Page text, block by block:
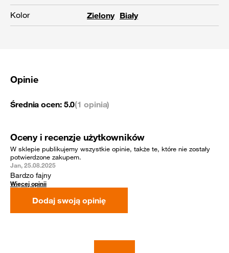
Kolor
Zielony Biały
Opinie
Średnia ocen: 5.0(1 opinia)
Oceny i recenzje użytkowników
W sklepie publikujemy wszystkie opinie, także te, które nie zostały
potwierdzone zakupem.
Jan, 25.08.2025
Bardzo fajny
Więcej opinii
Dodaj swoją opinię
Rekomendowane dla Ciebie